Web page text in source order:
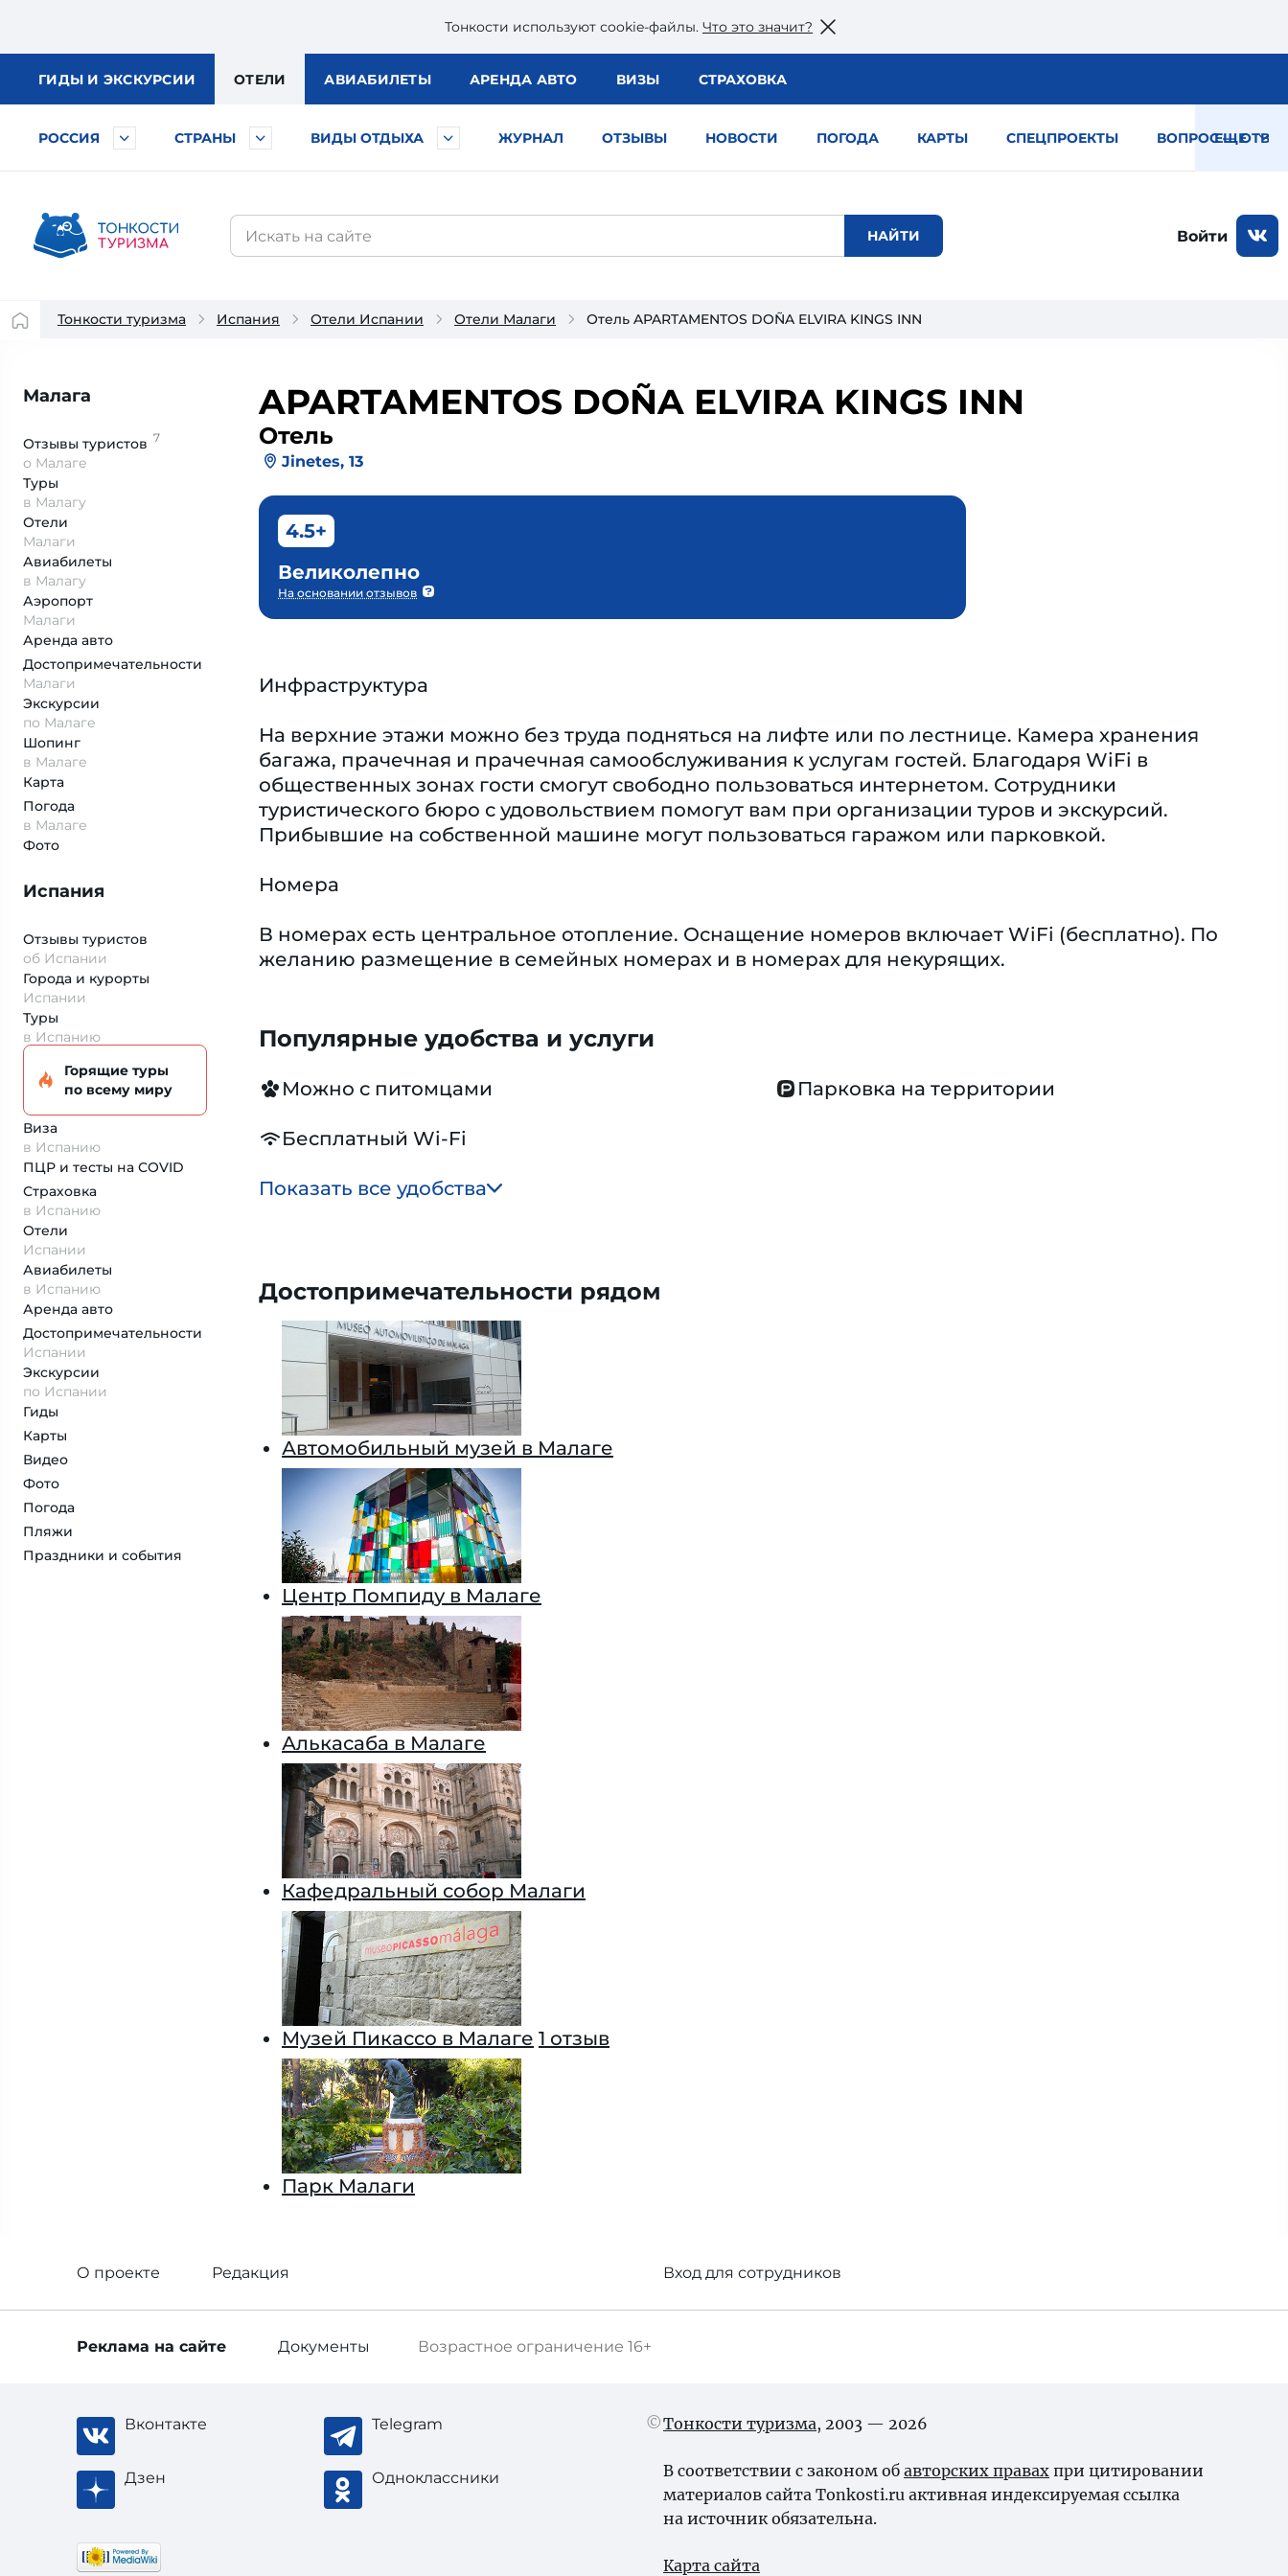
Тонкости используют сookie-файлы. Что это значит?
ГИДЫ И ЭКСКУРСИИ ОТЕЛИ АВИАБИЛЕТЫ АРЕНДА АВТО ВИЗЫ СТРАХОВКА
РОССИЯ СТРАНЫ ВИДЫ ОТДЫХА ЖУРНАЛ ОТЗЫВЫ НОВОСТИ ПОГОДА КАРТЫ СПЕЦПРОЕКТЫ ВОПРОС — ОТВЕТ
ЕЩЕ
Войти
Тонкости туризма Испания Отели Испании Отели Малаги Отель APARTAMENTOS DOÑA ELVIRA KINGS INN
Малага
Отзывы туристов 7
о Малаге
Туры
в Малагу
Отели
Малаги
Авиабилеты
в Малагу
Аэропорт
Малаги
Аренда авто
Достопримеча­тельности
Малаги
Экскурсии
по Малаге
Шопинг
в Малаге
Карта
Погода
в Малаге
Фото
Испания
Отзывы туристов
об Испании
Города и курорты
Испании
Туры
в Испанию
Горящие туры
по всему миру
Виза
в Испанию
ПЦР и тесты на COVID
Страховка
в Испанию
Отели
Испании
Авиабилеты
в Испанию
Аренда авто
Достопримеча­тельности
Испании
Экскурсии
по Испании
Гиды
Карты
Видео
Фото
Погода
Пляжи
Праздники и события
APARTAMENTOS DOÑA ELVIRA KINGS INN
Отель
Jinetes, 13
4.5+
Великолепно
На основании отзывов
Инфраструктура
На верхние этажи можно без труда подняться на лифте или по лестнице. Камера хранения
багажа, прачечная и прачечная самообслуживания к услугам гостей. Благодаря WiFi в
общественных зонах гости смогут свободно пользоваться интернетом. Сотрудники
туристического бюро с удовольствием помогут вам при организации туров и экскурсий.
Прибывшие на собственной машине могут пользоваться гаражом или парковкой.
Номера
В номерах есть центральное отопление. Оснащение номеров включает WiFi (бесплатно). По
желанию размещение в семейных номерах и в номерах для некурящих.
Популярные удобства и услуги
Можно с питомцами Парковка на территории
Бесплатный Wi-Fi
Показать все удобства
Достопримечательности рядом
Автомобильный музей в Малаге
Центр Помпиду в Малаге
Алькасаба в Малаге
Кафедральный собор Малаги
Музей Пикассо в Малаге 1 отзыв
Парк Малаги
О проекте Редакция Вход для сотрудников
Возрастное ограничение 16+
Реклама на сайте Документы
Вконтакте Telegram
Дзен Одноклассники
Тонкости туризма, 2003 — 2026
В соответствии с законом об авторских правах при цитировании
материалов сайта Tonkosti.ru активная индексируемая ссылка
на источник обязательна.
Карта сайта